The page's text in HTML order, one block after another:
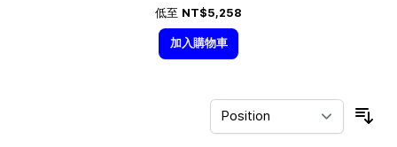
低至 NT$5,258
加入購物車